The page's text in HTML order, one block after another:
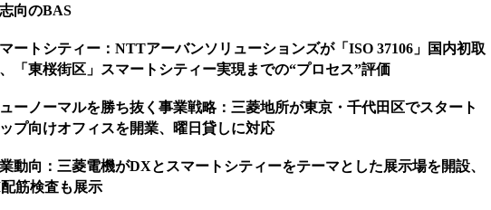
向のBAS
ートシティー：NTTアーバンソリューションズが「ISO 37106」国内初取
「東桜街区」スマートシティー実現までの“プロセス”評価
ーノーマルを勝ち抜く事業戦略：三菱地所が東京・千代田区でスタート
プ向けオフィスを開業、曜日貸しに対応
動向：三菱電機がDXとスマートシティーをテーマとした展示場を開設、
筋検査も展示